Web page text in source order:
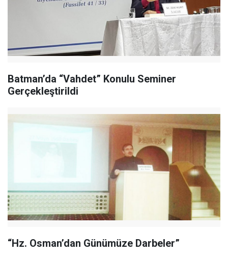
Batman’da “Vahdet” Konulu Seminer
Gerçekleştirildi
“Hz. Osman’dan Günümüze Darbeler”